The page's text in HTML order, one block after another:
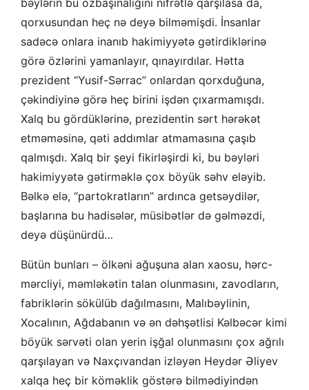
bəylərin bu özbaşınalığını nifrətlə qarşılasa da,
qorxusundan heç nə deyə bilməmişdi. İnsanlar
sadəcə onlara inanıb hakimiyyətə gətirdiklərinə
görə özlərini yamanlayır, qınayırdılar. Hətta
prezident “Yusif-Sərrac” onlardan qorxduğuna,
çəkindiyinə görə heç birini işdən çıxarmamışdı.
Xalq bu gördüklərinə, prezidentin sərt hərəkət
etməməsinə, qəti addımlar atmamasına çaşıb
qalmışdı. Xalq bir şeyi fikirləşirdi ki, bu bəyləri
hakimiyyətə gətirməklə çox böyük səhv eləyib.
Bəlkə elə, “partokratların” ardınca getsəydilər,
başlarına bu hadisələr, müsibətlər də gəlməzdi,
deyə düşünürdü…
Bütün bunları – ölkəni ağuşuna alan xaosu, hərc-
mərcliyi, məmləkətin talan olunmasını, zavodların,
fabriklərin sökülüb dağılmasını, Malıbəylinin,
Xocalının, Ağdabanın və ən dəhşətlisi Kəlbəcər kimi
böyük sərvəti olan yerin işğal olunmasını çox ağrılı
qarşılayan və Naxçıvandan izləyən Heydər Əliyev
xalqa heç bir köməklik göstərə bilmədiyindən